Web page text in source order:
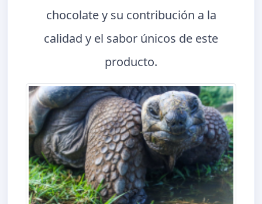
chocolate y su contribución a la
calidad y el sabor únicos de este
producto.